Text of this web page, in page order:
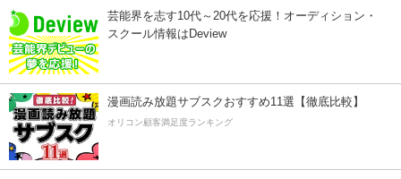
芸能界を志す10代～20代を応援！オーディション・
スクール情報はDeview
漫画読み放題サブスクおすすめ11選【徹底比較】
オリコン顧客満足度ランキング